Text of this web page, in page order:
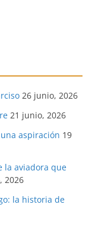
26 junio, 2026
21 junio, 2026
aspiración 19
la aviadora que
2026
la historia de